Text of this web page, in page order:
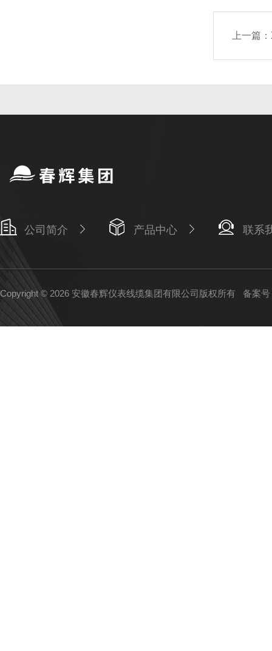
上一篇：
公司简介 产品中心 联系
Copyright © 2026 安徽春辉仪表线缆集团有限公司版权所有 备案号